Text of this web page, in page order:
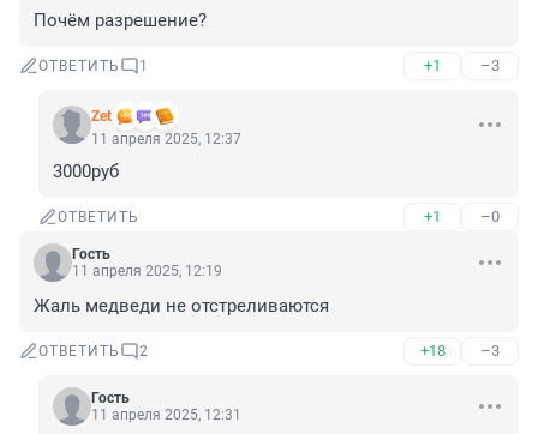
Почём разрешение?
ОТВЕТИТЬ 1 +1 –3
Zet
11 апреля 2025, 12:37
3000руб
ОТВЕТИТЬ +1 –0
Гость
11 апреля 2025, 12:19
Жаль медведи не отстреливаются
ОТВЕТИТЬ 2 +18 –3
Гость
11 апреля 2025, 12:31